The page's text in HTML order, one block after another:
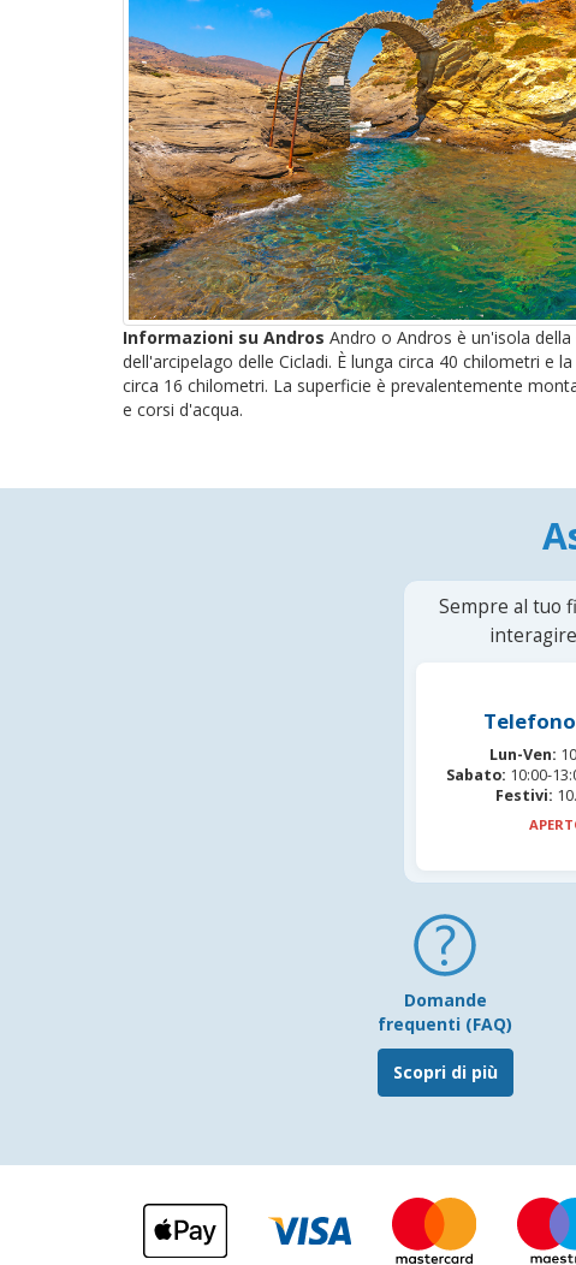
Informazioni su Andros Andro o Andros è un'isola
dell'arcipelago delle Cicladi. È lunga circa 40 chilometri e
circa 16 chilometri. La superficie è prevalentemente
e corsi d'acqua.
Sempre al tuo
Lun-Ven:
Sabato: 10:00-
Festivi:
Domande
frequenti (FAQ)
Scopri di più